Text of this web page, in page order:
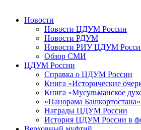
Новости
Новости ЦДУМ России
Новости РДУМ
Новости РИУ ЦДУМ
Обзор СМИ
ЦДУМ России
Справка о ЦДУМ России
Книга «Исторические
Книга «Мусульманское
«Панорама
Награды ЦДУМ России
История ЦДУМ России в